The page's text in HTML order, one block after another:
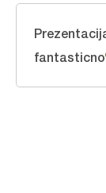
fantasticno